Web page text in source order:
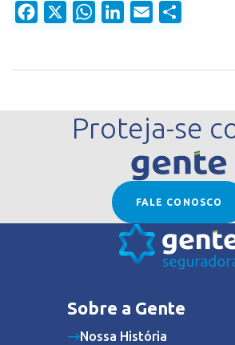
Facebook
WhatsAppLinkedIn
Email
Proteja-se
FALE CONOSCO
Sobre a Gente
Nossa História